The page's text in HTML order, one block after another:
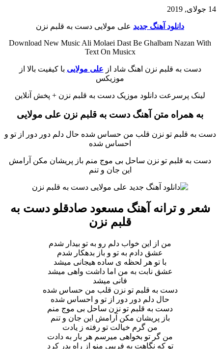
14 جولای, 2019
دانلود آهنگ جدید علی مولایی دست به قلبم نزن
Download New Music Ali Molaei Dast Be Ghalbam Nazan With
Text On Musicx
دست به قلبم نزن اهنگ شاد از علی مولایی با کیفیت بالا از
موزیکس
لینک پرسرعت دانلود موزیک دست به قلبم نزن + پخش آنلاین
به همراه متن آهنگ دست به قلبم نزن علی مولایی
دست به قلبم تو نزن قلب من حساس شده حال دلم دور دور از تو و
احساس شده
دست به قلبم تو نزن ساحل بی موج منم باز پریشان مکن آرامش
این جان و تنم
شعر و ترانه آهنگ مسعود صادقلو دست به
قلبم نزن
من از این خواب دلم رو به تو بیدار شدم
عشق دادم به تو و باز بدهکار شدم
با تو هر لحظه ی ساده هیجانی میشد
عشق نابت به من اما داشت واهی میشد
فانی میشد
دست به قلبم تو نزن قلب من حساس شده
حال دلم دور دور از تو و احساس شده
دست به قلبم تو نزن ساحل بی موج منم
باز پریشان مکن آرامش این جان و تنم
من گرم خیالت تو رفته ز یادت
من گر تو بخواهی میرسم هر بار به دادت
تو که نگاهت به فریبی منو از راه بدر کرد